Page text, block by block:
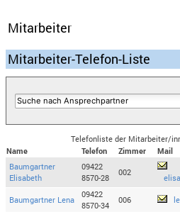
Mitarbeiter
Mitarbeiter-Telefon-Liste
Telefonliste der Mitarbeiter/
Name
Telefon Zimmer
Mail
Baumgartner
Elisabeth
09422
8570-28
002
Baumgartner Lena
09422
8570-34
006